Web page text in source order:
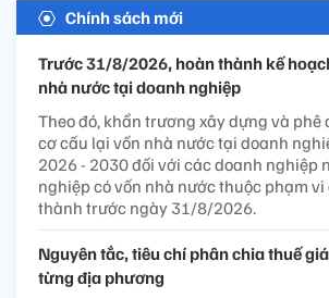
Chính sách mới
Trước 31/8/2026, hoàn thành kế
nhà nước tại doanh nghiệp
Theo đó, khẩn trương xây dựng và phê
cơ cấu lại vốn nhà nước tại doanh
2026 - 2030 đối với các doanh nghiệp
nghiệp có vốn nhà nước thuộc phạm vi
thành trước ngày 31/8/2026.
Nguyên tắc, tiêu chí phân chia thuế
từng địa phương